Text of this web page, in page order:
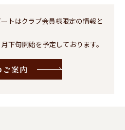
トはクラブ会員様限定の情報と
下旬開始を予定しております。
ご案内